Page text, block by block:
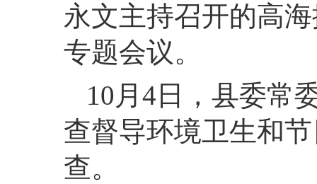
永文主持召开的高
专题会议。
10月4日，县委常
查督导环境卫生和
查。